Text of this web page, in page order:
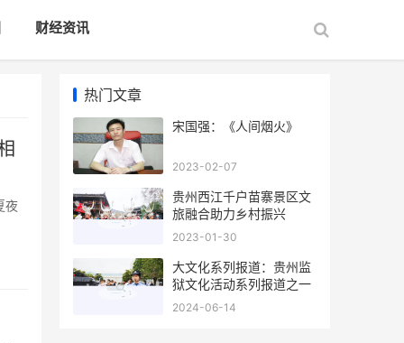
财经资讯
夜
热门文章
宋国强：《人间烟火》
2023-02-07
贵州西江千户苗寨景区文
旅融合助力乡村振兴
2023-01-30
大文化系列报道：贵州监
狱文化活动系列报道之一
2024-06-14